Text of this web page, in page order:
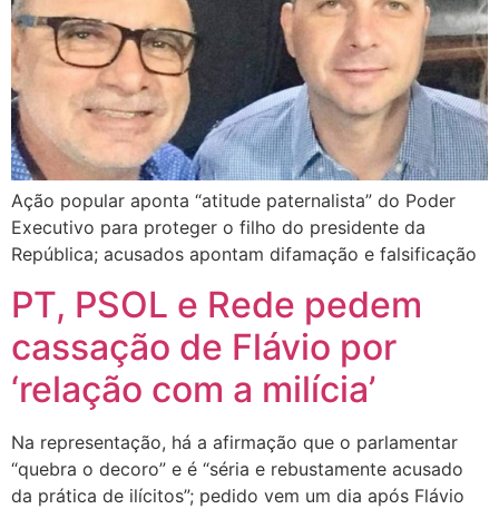
Ação popular aponta “atitude paternalista” do Poder
Executivo para proteger o filho do presidente da
República; acusados apontam difamação e falsificação
PT, PSOL e Rede pedem
cassação de Flávio por
‘relação com a milícia’
Na representação, há a afirmação que o parlamentar
“quebra o decoro” e é “séria e rebustamente acusado
da prática de ilícitos”; pedido vem um dia após Flávio